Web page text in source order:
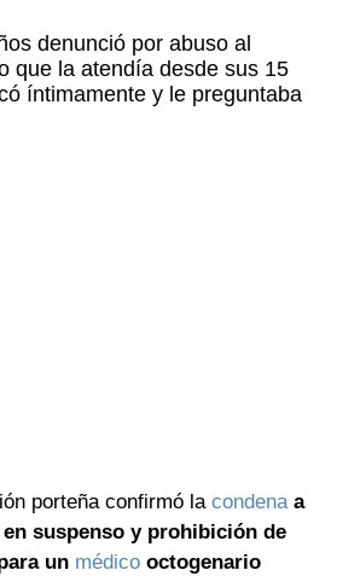
denunció por abuso al
que la atendía desde sus 15
íntimamente y le preguntaba
porteña confirmó la condenaa
suspenso y prohibición de
un médico octogenario